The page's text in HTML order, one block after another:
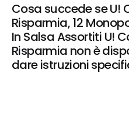
Cosa succede se U!
Risparmia, 12
In Salsa Assortiti U!
Risparmia non è
dare istruzioni